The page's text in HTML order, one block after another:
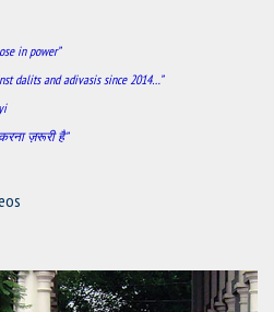
in power”
dalits and adivasis since 2014…”
ज़रूरी है”